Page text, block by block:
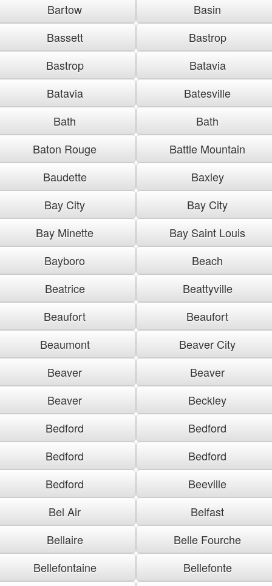
Bartow
Basin
Bassett
Bastrop
Bastrop
Batavia
Batavia
Batesville
Bath
Bath
Baton Rouge
Battle Mountain
Baudette
Baxley
Bay City
Bay City
Bay Minette
Bay Saint Louis
Bayboro
Beach
Beatrice
Beattyville
Beaufort
Beaufort
Beaumont
Beaver City
Beaver
Beaver
Beaver
Beckley
Bedford
Bedford
Bedford
Bedford
Bedford
Beeville
Bel Air
Belfast
Bellaire
Belle Fourche
Bellefontaine
Bellefonte